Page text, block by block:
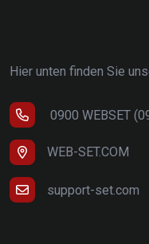
Hier unten finden Sie
0900 WEBSET
WEB-SET.COM
support-set.com